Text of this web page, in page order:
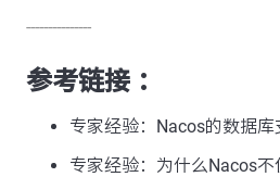
---------------
参考链接 ：
专家经验：Nacos的数据库
专家经验：为什么Nacos不